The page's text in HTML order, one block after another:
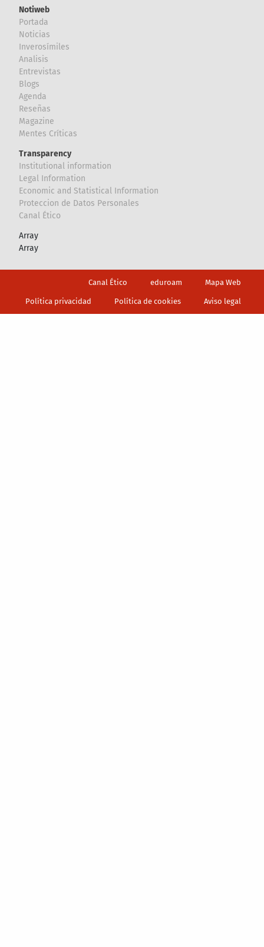
Notiweb
Portada
Noticias
Inverosímiles
Analisis
Entrevistas
Blogs
Agenda
Reseñas
Magazine
Mentes Críticas
Transparency
Institutional information
Legal Information
Economic and Statistical Information
Proteccion de Datos Personales
Canal Ético
Array
Array
Canal Ético eduroam Mapa Web
Política privacidad Política de cookies Aviso legal